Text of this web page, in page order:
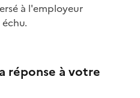
à l'employeur
réponse à votre